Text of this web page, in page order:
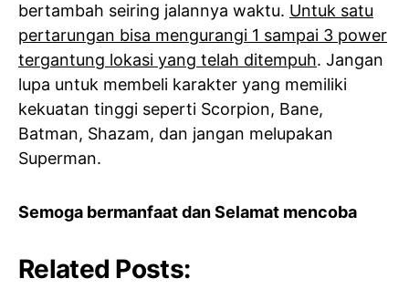
bertambah seiring jalannya waktu. Untuk satu
pertarungan bisa mengurangi 1 sampai 3 power
tergantung lokasi yang telah ditempuh. Jangan
lupa untuk membeli karakter yang memiliki
kekuatan tinggi seperti Scorpion, Bane,
Batman, Shazam, dan jangan melupakan
Superman.
Semoga bermanfaat dan Selamat mencoba
Related Posts: